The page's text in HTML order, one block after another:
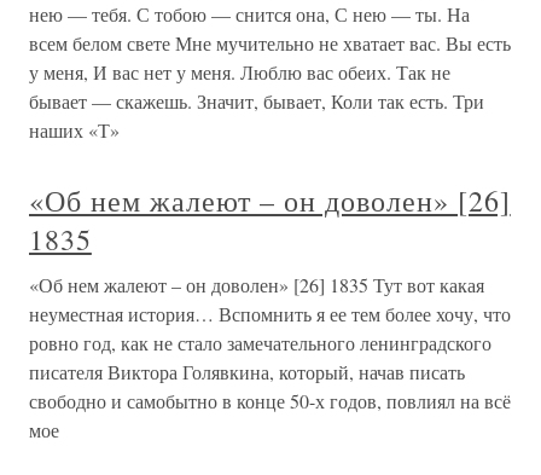
нею — тебя. С тобою — снится она, С нею — ты. На
всем белом свете Мне мучительно не хватает вас. Вы есть
у меня, И вас нет у меня. Люблю вас обеих. Так не
бывает — скажешь. Значит, бывает, Коли так есть. Три
наших «Т»
«Об нем жалеют – он доволен» [26]
1835
«Об нем жалеют – он доволен» [26] 1835 Тут вот какая
неуместная история… Вспомнить я ее тем более хочу, что
ровно год, как не стало замечательного ленинградского
писателя Виктора Голявкина, который, начав писать
свободно и самобытно в конце 50-х годов, повлиял на всё
мое